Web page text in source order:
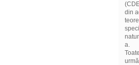
din
a.